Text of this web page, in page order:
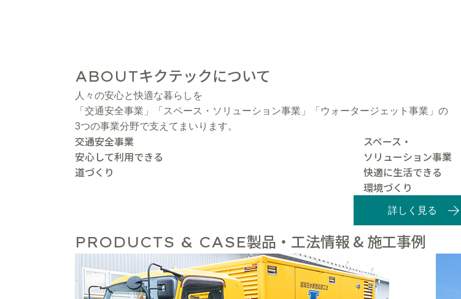
ABOUTキクテックについて
人々の安心と快適な暮らしを
「交通安全事業」「スペース・ソリューション事業」「ウォータージェット事業」の
3つの事業分野で支えてまいります。
交通安全事業
安心して利用できる
道づくり
スペース・
ソリューション事業
快適に生活できる
環境づくり
詳しく見る
PRODUCTS & CASE製品・工法情報 & 施工事例